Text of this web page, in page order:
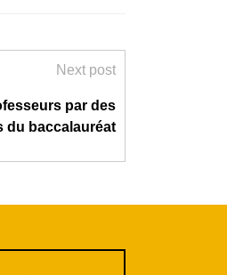
Next post
par des
du baccalauréat